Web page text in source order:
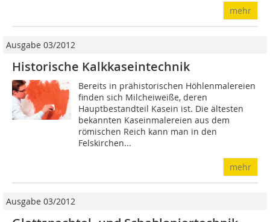
mehr
Ausgabe 03/2012
Historische Kalkkaseintechnik
Bereits in prähistorischen Höhlenmalereien
finden sich Milcheiweiße, deren
Hauptbestandteil Kasein ist. Die ältesten
bekannten Kaseinmalereien aus dem
römischen Reich kann man in den
Felskirchen...
mehr
Ausgabe 03/2012